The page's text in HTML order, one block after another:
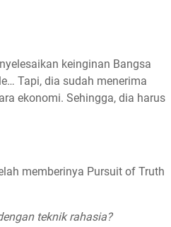
keinginan Bangsa
Tapi, dia sudah menerima
ekonomi. Sehingga, dia harus
memberinya Pursuit of Truth
teknik rahasia?